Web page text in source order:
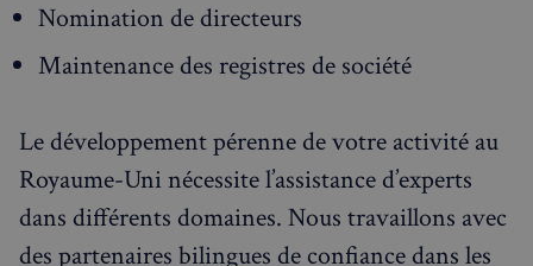
Nomination de directeurs
Maintenance des registres de société
Le développement pérenne de votre activité au
Royaume-Uni nécessite l’assistance d’experts
dans différents domaines. Nous travaillons avec
des partenaires bilingues de confiance dans les